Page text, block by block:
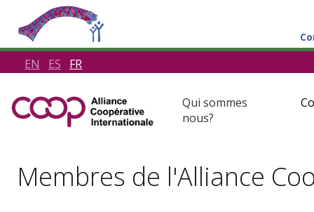
EN ES FR
Qui sommes
nous?
Membres de l'Alliance